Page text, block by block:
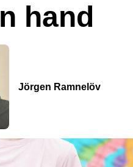
hand
Jörgen Ramnelöv